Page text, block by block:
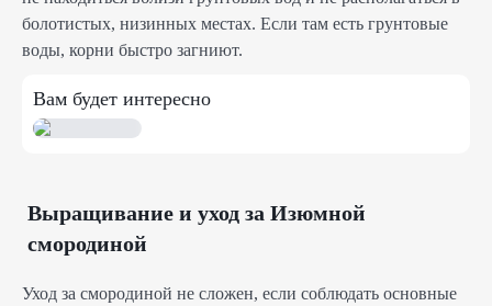
болотистых, низинных местах. Если там есть грунтовые
воды, корни быстро загниют.
Вам будет интересно
Выращивание и уход за Изюмной
смородиной
Уход за смородиной не сложен, если соблюдать основные